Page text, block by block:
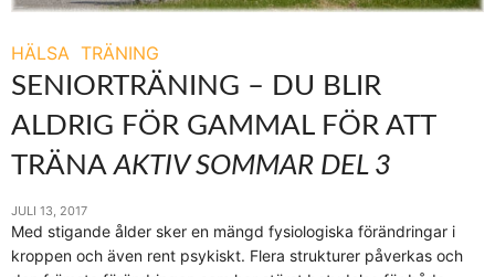
HÄLSA TRÄNING
SENIORTRÄNING – DU BLIR
ALDRIG FÖR GAMMAL FÖR ATT
TRÄNAAKTIV SOMMAR DEL 3
JULI 13, 2017
Med stigande ålder sker en mängd fysiologiska förändringar i
kroppen och även rent psykiskt. Flera strukturer påverkas och